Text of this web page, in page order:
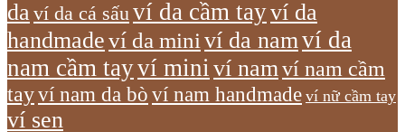
da ví da cá sấuví da cầm tayví da
handmadeví da mini ví da namví da
nam cầm tayví miniví namví nam cầm
tayví nam da bò ví nam handmade ví nữ cầm tay
ví sen